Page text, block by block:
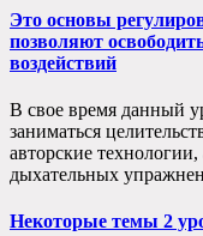
Это основы
позволяют
воздействий
В свое время данный
заниматься
авторские
дыхательных
Некоторые темы 2